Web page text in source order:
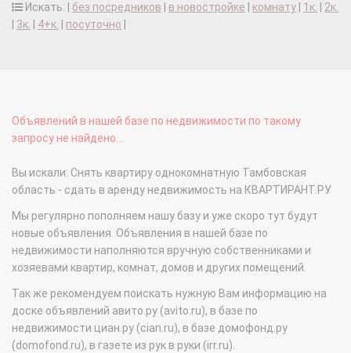
Искать: | без посредников в новостройке комнату 1к.
2к.
3к. 4+к. посуточно
Объявлений в нашей базе по недвижимости по такому
запросу не найдено...
Вы искали: Снять квартиру однокомнатную Тамбовская
область - сдать в аренду недвижимость на КВАРТИРАНТ.РУ
Мы регулярно пополняем нашу базу и уже скоро тут будут
новые объявления. Объявления в нашей базе по
недвижимости наполняются вручную собственниками и
хозяевами квартир, комнат, домов и других помещений.
Так же рекомендуем поискать нужную Вам информацию на
доске объявлений авито.ру (avito.ru), в базе по
недвижимости циан.ру (cian.ru), в базе домофонд.ру
(domofond.ru), в газете из рук в руки (irr.ru).